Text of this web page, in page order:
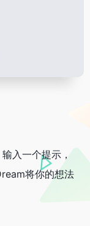
入一个提示，
将你的想法